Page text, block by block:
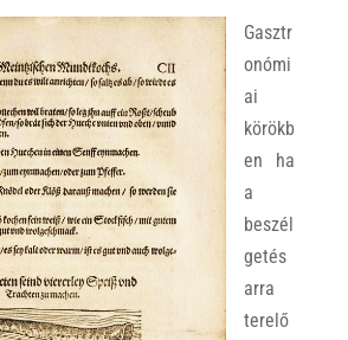
Gasztr
onómi
ai
körökb
en ha
a
beszél
getés
arra
terelő